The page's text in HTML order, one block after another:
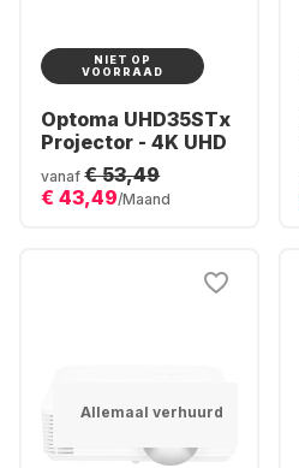
NIET OP
VOORRAAD
Optoma UHD35STx
Projector - 4K UHD
vanaf € 53,49
€ 43,49/Maand
Allemaal verhuurd